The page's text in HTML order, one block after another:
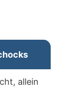
allein